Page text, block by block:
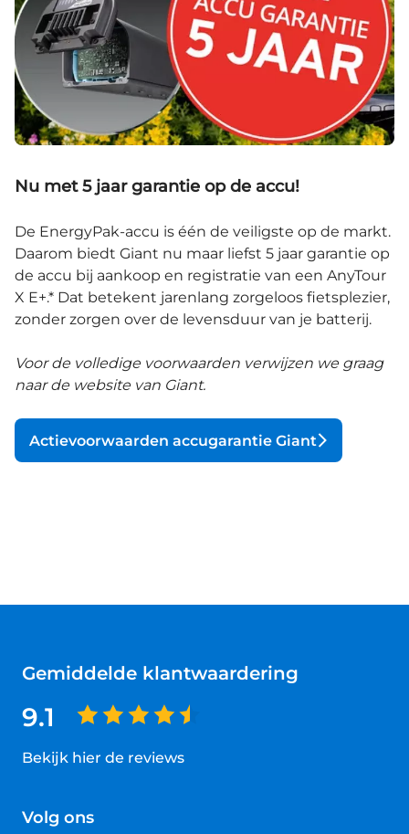
Nu met 5 jaar garantie op de accu!
De EnergyPak-accu is één de veiligste op de markt.
Daarom biedt Giant nu maar liefst 5 jaar garantie op
de accu bij aankoop en registratie van een AnyTour
X E+.* Dat betekent jarenlang zorgeloos fietsplezier,
zonder zorgen over de levensduur van je batterij.
Voor de volledige voorwaarden verwijzen we graag
naar de website van Giant.
Actievoorwaarden accugarantie Giant
Gemiddelde klantwaardering
9.1
Bekijk hier de reviews
van
Volg ons